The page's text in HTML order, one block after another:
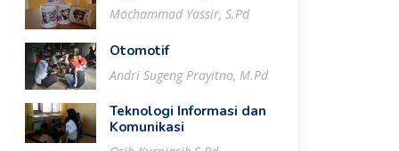
Mochammad Yassir, S.Pd
Otomotif
Andri Sugeng Prayitno, M.Pd
Teknologi Informasi dan
Komunikasi